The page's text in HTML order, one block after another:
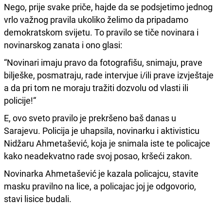
Nego, prije svake priče, hajde da se podsjetimo jednog
vrlo važnog pravila ukoliko želimo da pripadamo
demokratskom svijetu. To pravilo se tiče novinara i
novinarskog zanata i ono glasi:
“Novinari imaju pravo da fotografišu, snimaju, prave
bilješke, posmatraju, rade intervjue i/ili prave izvještaje
a da pri tom ne moraju tražiti dozvolu od vlasti ili
policije!“
E, ovo sveto pravilo je prekršeno baš danas u
Sarajevu. Policija je uhapsila, novinarku i aktivisticu
Nidžaru Ahmetašević, koja je snimala iste te policajce
kako neadekvatno rade svoj posao, kršeći zakon.
Novinarka Ahmetašević je kazala policajcu, stavite
masku pravilno na lice, a policajac joj je odgovorio,
stavi lisice budali.